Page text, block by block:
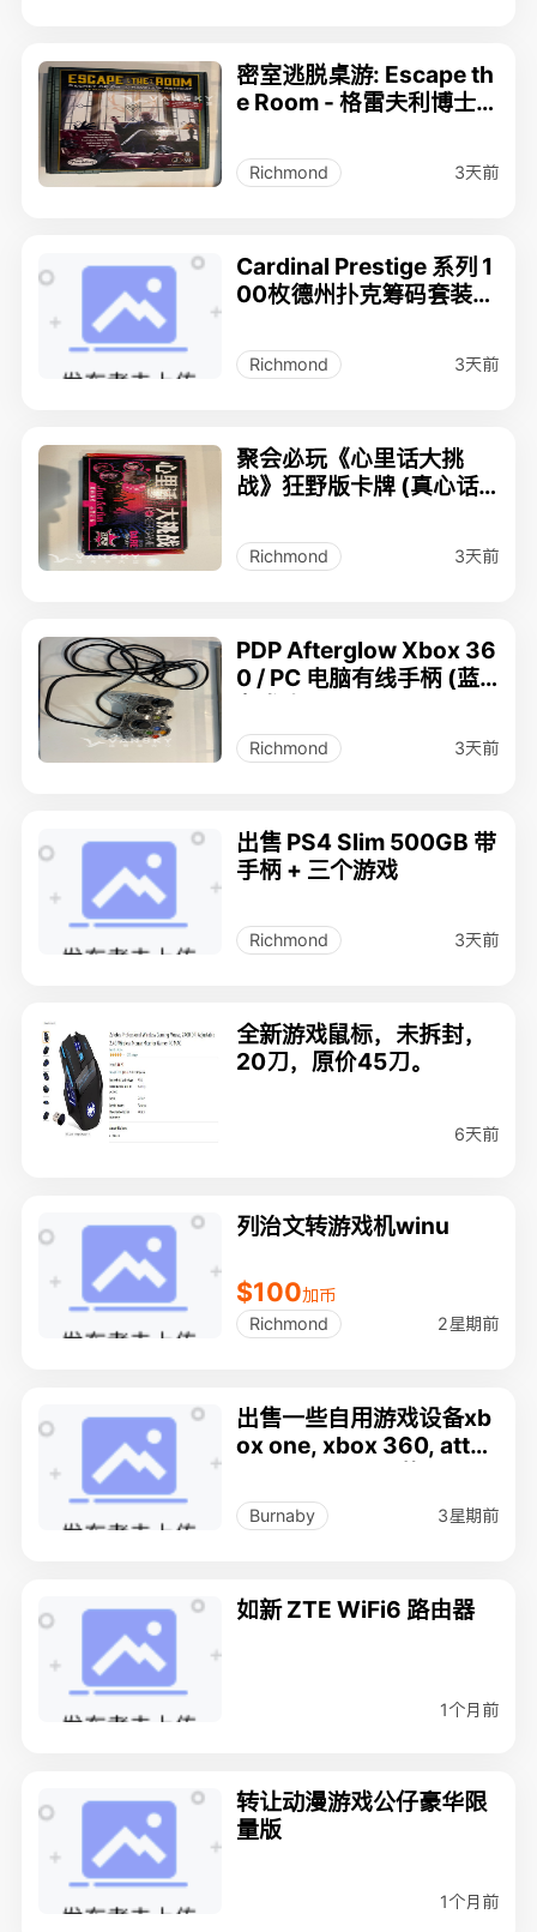
密室逃脱桌游: Escape th
e Room - 格雷夫利博士
件齐全)
Richmond 3天前
Cardinal Prestige 系列 1
00枚德州扑克筹码套装
Richmond 3天前
聚会必玩《心里话大挑
战》狂野版卡牌 (真心话
Richmond 3天前
PDP Afterglow Xbox 36
0 / PC 电脑有线手柄 (蓝
Richmond 3天前
出售 PS4 Slim 500GB 带
手柄 + 三个游戏
Richmond 3天前
全新游戏鼠标，未拆封，
20刀，原价45刀。
6天前
列治文转游戏机winu
$100加币
Richmond
2星期前
出售一些自用游戏设备xb
ox one, xbox 360, attac
Burnaby 3星期前
如新 ZTE WiFi6 路由器
1个月前
转让动漫游戏公仔豪华限
量版
1个月前